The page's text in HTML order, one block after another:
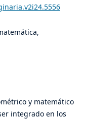
y matemático
integrado en los